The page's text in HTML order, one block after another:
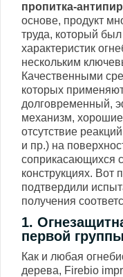
пропитка-
основе, продукт
труда, который
характеристик
нескольким
Качественными
которых
долговременный,
механизм, хорошие
отсутствие
и пр.) на
соприкасающихся
конструкциях. Вот
подтвердили
получения
1.
первой группы
Как и любая
дерева, Firebio